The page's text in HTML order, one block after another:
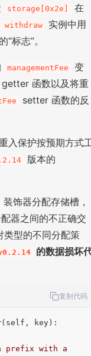
storage[0x2e] 在
withdraw
实例中用
“标志”。
managementFee
变
getter 函数以及将重
setter 函数的反
入保护按预期方式
版本的
装饰器分配存储槽，
器之间的不正确交
类型的不同分配策
的数据损坏
复制代码
( self, key ):